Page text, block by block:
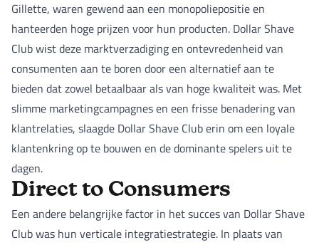
Gillette, waren gewend aan een monopoliepositie en
hanteerden hoge prijzen voor hun producten. Dollar Shave
Club wist deze marktverzadiging en ontevredenheid van
consumenten aan te boren door een alternatief aan te
bieden dat zowel betaalbaar als van hoge kwaliteit was. Met
slimme marketingcampagnes en een frisse benadering van
klantrelaties, slaagde Dollar Shave Club erin om een loyale
klantenkring op te bouwen en de dominante spelers uit te
dagen.
Direct to Consumers
Een andere belangrijke factor in het succes van Dollar Shave
Club was hun verticale integratiestrategie. In plaats van